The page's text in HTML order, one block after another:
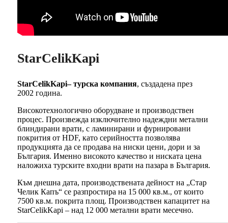
StarCelikKapi
StarCelikKapi– турска компания, създадена през
2002 година.
Високотехнологично оборудване и производствен
процес. Произвежда изключително надеждни метални
блиндирани врати, с ламинирани и фурнировани
покрития от HDF, като серийността позволява
продукцията да се продава на ниски цени, дори и за
България. Именно високото качество и ниската цена
наложиха турските входни врати на пазара в България.
Към днешна дата, производствената дейност на „Стар
Челик Капъ“ се разпростира на 15 000 кв.м., от които
7500 кв.м. покрита площ. Производствен капацитет на
StarCelikKapi – над 12 000 метални врати месечно.